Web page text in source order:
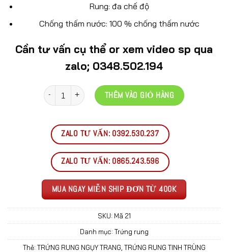
Rung: đa chế độ
Chống thấm nước: 100 % chống thấm nước
Cần tư vấn cụ thể or xem video sp qua
zalo; 0348.502.194
Số lượng THÊM VÀO GIỎ HÀNG
ZALO TƯ VẤN: 0392.530.237
ZALO TƯ VẤN: 0865.243.596
MUA NGAY MIỄN SHIP ĐƠN TỪ 400K
SKU: Mã 21
Danh mục: Trứng rung
Thẻ: TRỨNG RUNG NGỤY TRANG TRỨNG RUNG TINH TRÙNG